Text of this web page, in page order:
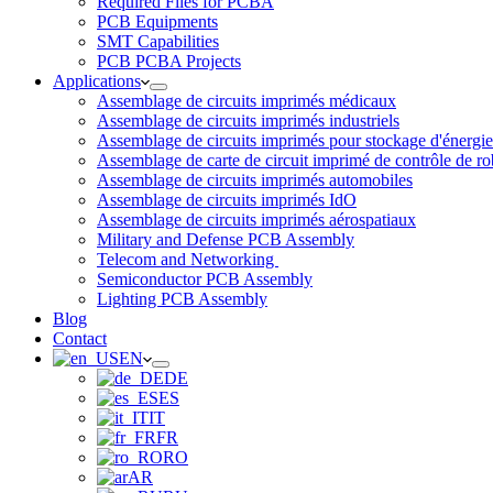
PCB Equipments
SMT Capabilities
PCB PCBA Projects
Applications
Assemblage de circuits imprimés médicaux
Assemblage de circuits imprimés industriels
Assemblage de circuits imprimés pour stockage d'énergie
Assemblage de carte de circuit imprimé de contrôle de
Assemblage de circuits imprimés automobiles
Assemblage de circuits imprimés IdO
Assemblage de circuits imprimés aérospatiaux
Military and Defense PCB Assembly
Telecom and Networking
Semiconductor PCB Assembly
Lighting PCB Assembly
Blog
Contact
EN
DE
ES
IT
FR
RO
AR